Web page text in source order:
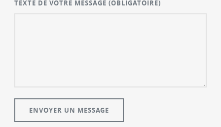
TEXTE DE VOTRE MESSAGE(OBLIGATOIRE)